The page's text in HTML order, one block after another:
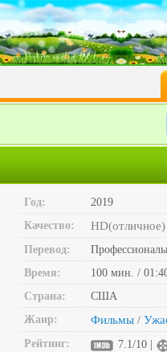
Год:
2019
Качество:
HD(отличное)
Перевод:
Время:
100 мин. /
Страна:
США
Жанр:
Фильмы /
Рейтинг: 7.1/10 |